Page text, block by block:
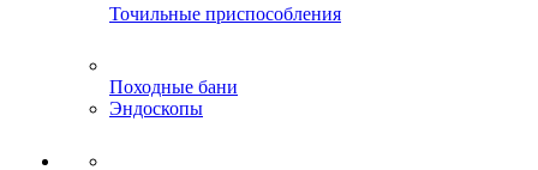
Точильные приспособления
Походные бани
Эндоскопы